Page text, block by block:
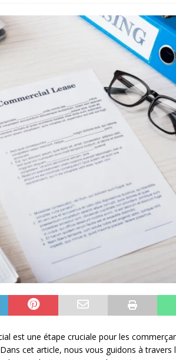
est une étape cruciale pour les
cet article, nous vous guidons à travers